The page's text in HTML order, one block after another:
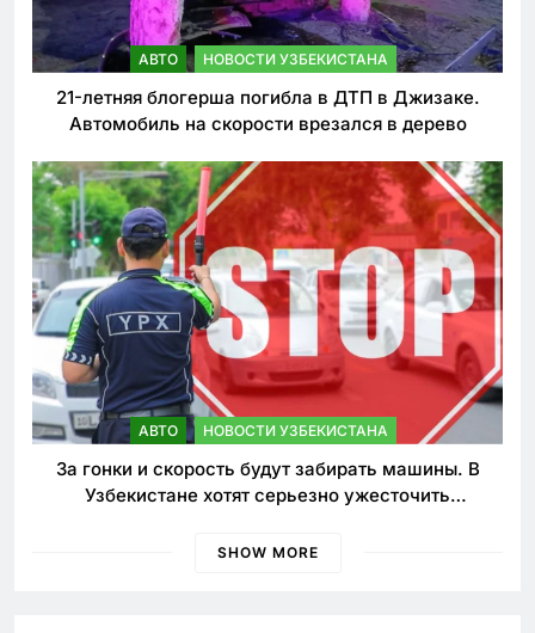
АВТО НОВОСТИ УЗБЕКИСТАНА
21-летняя блогерша погибла в ДТП в Джизаке.
Автомобиль на скорости врезался в дерево
АВТО НОВОСТИ УЗБЕКИСТАНА
За гонки и скорость будут забирать машины. В
Узбекистане хотят серьезно ужесточить
SHOW MORE